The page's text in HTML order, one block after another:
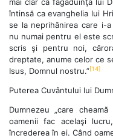
întinsă ca evanghelia lui
se la neprihănirea care i-
nu numai pentru el este
scris şi pentru noi,
dreptate, anume celor ce
Isus, Domnul nostru.”[14]
Puterea Cuvântului lui
Dumnezeu „care
oamenii fac acelaşi
încrederea în ei. Când